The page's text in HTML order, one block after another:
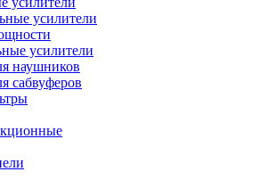
усилители
усилители
наушников
сабвуферов